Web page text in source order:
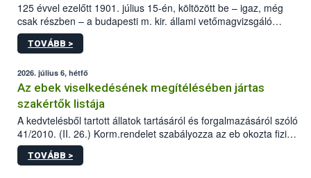
125 évvel ezelőtt 1901. július 15-én, költözött be – igaz, még
csak részben – a budapesti m. kir. állami vetőmagvizsgáló
állomás a Kis Rókus utca 15. szám alatti, Czigler Győző által
tervezett új épületébe.
TOVÁBB >
2026. július 6, hétfő
Az ebek viselkedésének megítélésében jártas
szakértők listája
A kedvtelésből tartott állatok tartásáról és forgalmazásáról szóló
41/2010. (II. 26.) Korm.rendelet szabályozza az eb okozta fizikai
sérülés, illetve ennek veszélye keletkezésekor felmerülő
hatósági feladatokat, valamint a veszélyes eb tartását és annak
TOVÁBB >